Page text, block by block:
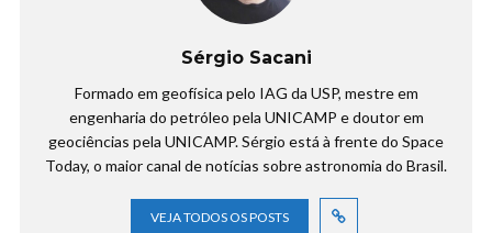
Sérgio Sacani
Formado em geofísica pelo IAG da USP, mestre em
engenharia do petróleo pela UNICAMP e doutor em
geociências pela UNICAMP. Sérgio está à frente do Space
Today, o maior canal de notícias sobre astronomia do Brasil.
VEJA TODOS OS POSTS